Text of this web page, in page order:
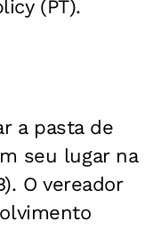
(PT).
a pasta de
seu lugar na
O vereador